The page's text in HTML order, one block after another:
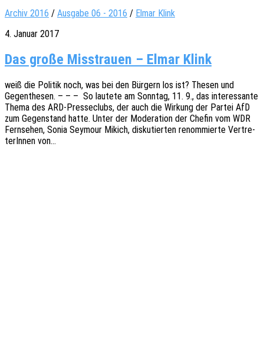
Archiv 2016 / Ausgabe 06 - 2016 / Elmar Klink
4. Januar 2017
Das große Misstrauen – Elmar Klink
weiß die Poli­tik noch, was bei den Bürgern los ist? Thesen und
Gegen­the­sen. – – – So laute­te am Sonn­tag, 11. 9., das inter­es­san­te
Thema des ARD-Pres­­se­­clubs, der auch die Wirkung der Partei AfD
zum Gegen­stand hatte. Unter der Mode­ra­ti­on der Chefin vom WDR
Fern­se­hen, Sonia Seymour Mikich, disku­tier­ten renom­mier­te Vertre­
te­rIn­nen von…